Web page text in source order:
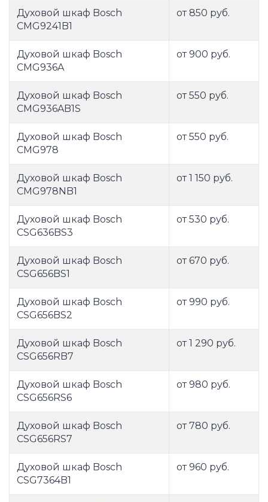
Духовой шкаф Bosch
CMG9241B1
от 850 руб.
Духовой шкаф Bosch
CMG936A
от 900 руб.
Духовой шкаф Bosch
CMG936AB1S
от 550 руб.
Духовой шкаф Bosch
CMG978
от 550 руб.
Духовой шкаф Bosch
CMG978NB1
от 1 150 руб.
Духовой шкаф Bosch
CSG636BS3
от 530 руб.
Духовой шкаф Bosch
CSG656BS1
от 670 руб.
Духовой шкаф Bosch
CSG656BS2
от 990 руб.
Духовой шкаф Bosch
CSG656RB7
от 1 290 руб.
Духовой шкаф Bosch
CSG656RS6
от 980 руб.
Духовой шкаф Bosch
CSG656RS7
от 780 руб.
Духовой шкаф Bosch
CSG7364B1
от 960 руб.